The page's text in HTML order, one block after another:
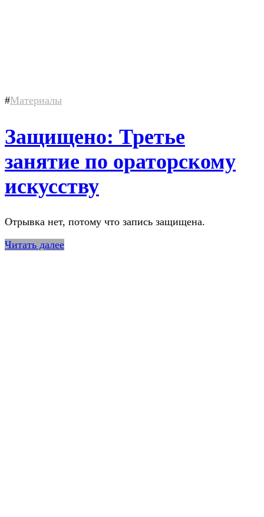
#Материалы
Защищено: Третье
занятие по ораторскому
искусству
Отрывка нет, потому что запись защищена.
Читать далее